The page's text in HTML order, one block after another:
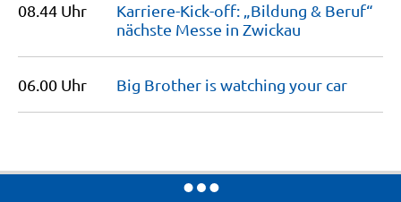
08.44 Uhr
Karriere-Kick-off: „Bildung & Beruf“
nächste Messe in Zwickau
06.00 Uhr Big Brother is watching your car